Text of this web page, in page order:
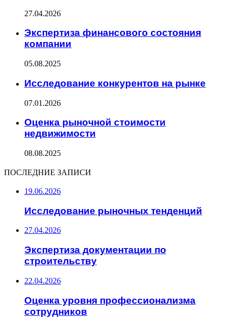
27.04.2026
Экспертиза финансового состояния
компании
05.08.2025
Исследование конкурентов на рынке
07.01.2026
Оценка рыночной стоимости
недвижимости
08.08.2025
ПОСЛЕДНИЕ ЗАПИСИ
19.06.2026
Исследование рыночных тенденций
27.04.2026
Экспертиза документации по
строительству
22.04.2026
Оценка уровня профессионализма
сотрудников